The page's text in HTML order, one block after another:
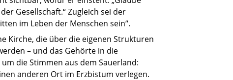
Gesellschaft.“ Zugleich sei der
im Leben der Menschen sein“.
Kirche, die über die eigenen Strukturen
– und das Gehörte in die
die Stimmen aus dem Sauerland:
anderen Ort im Erzbistum verlegen.